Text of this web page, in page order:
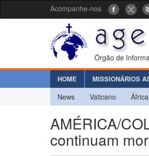
Acompanhe-nos
Órgão de
HOME MISSIONÁRIOS
News Vaticano África
AMÉRICA/
continuam